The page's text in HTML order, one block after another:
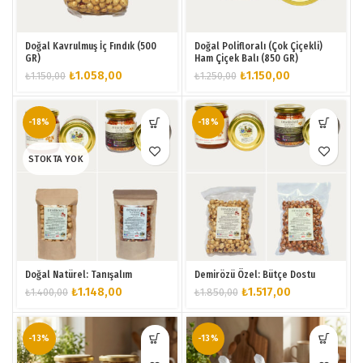
Doğal Kavrulmuş İç Fındık (500
GR)
₺1.150,00 Orijinal
₺1.058,00
₺1.058,00.
Doğal Polifloralı (Çok Çiçekli)
Ham Çiçek Balı (850 GR)
₺1.250,00 Orijinal
₺1.250,00.
₺1.150,00Şu
fiyat:
₺1.150,00.
-18%
STOKTA YOK
Doğal Natürel: Tanışalım
₺1.400,00 Orijinal
₺1.400,00.
₺1.148,00
fiyat:
₺1.148,00.
-18%
Demirözü Özel: Bütçe Dostu
₺1.850,00 Orijinal
₺1.850,00.
₺1.517,00Şu
fiyat:
₺1.517,00.
-13% -13%